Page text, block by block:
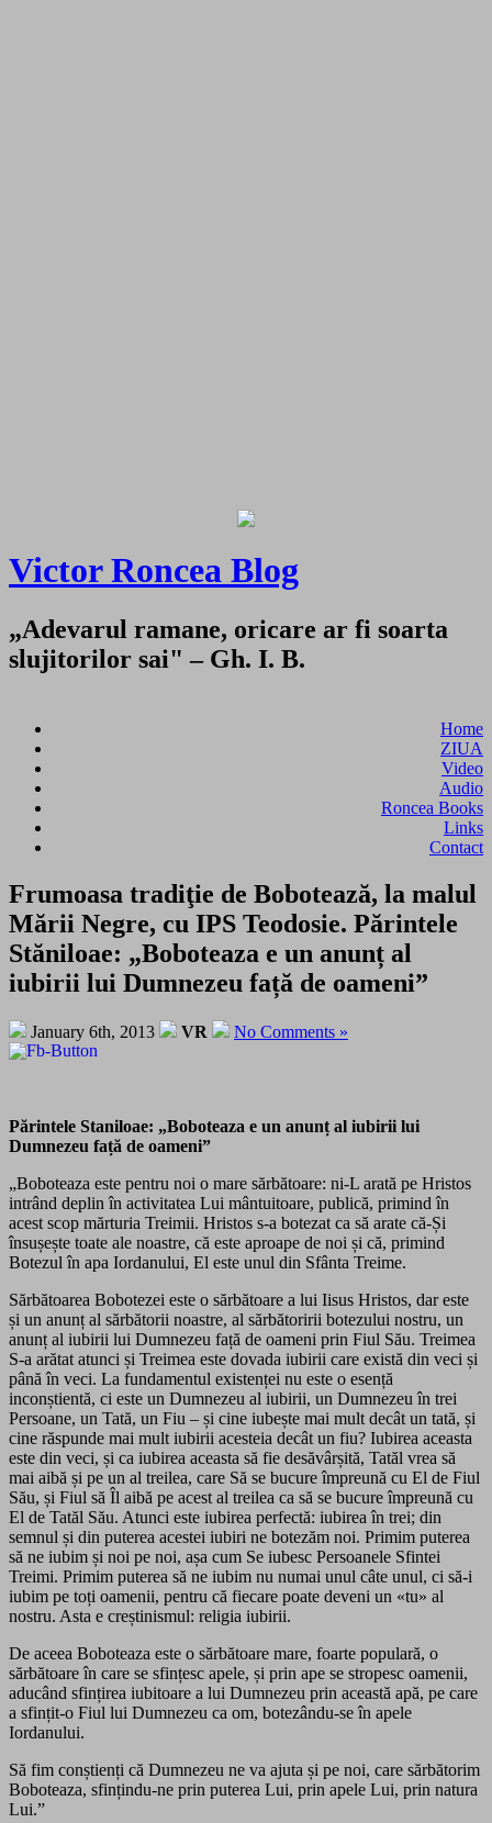
Victor Roncea Blog
„Adevarul ramane, oricare ar fi soarta
slujitorilor sai" – Gh. I. B.
Home
ZIUA
Video
Audio
Roncea Books
Links
Contact
Frumoasa tradiţie de Bobotează, la malul
Mării Negre, cu IPS Teodosie. Părintele
Stăniloae: „Boboteaza e un anunț al
iubirii lui Dumnezeu față de oameni”
January 6th, 2013 VR No Comments »
Părintele Staniloae: „Boboteaza e un anunț al iubirii lui
Dumnezeu față de oameni”
„Boboteaza este pentru noi o mare sărbătoare: ni-L arată pe Hristos
intrând deplin în activitatea Lui mântuitoare, publică, primind în
acest scop mărturia Treimii. Hristos s-a botezat ca să arate că-Și
însușește toate ale noastre, că este aproape de noi și că, primind
Botezul în apa Iordanului, El este unul din Sfânta Treime.
Sărbătoarea Bobotezei este o sărbătoare a lui Iisus Hristos, dar este
și un anunț al sărbătorii noastre, al sărbătoririi botezului nostru, un
anunț al iubirii lui Dumnezeu față de oameni prin Fiul Său. Treimea
S-a arătat atunci și Treimea este dovada iubirii care există din veci și
până în veci. La fundamentul existenței nu este o esență
inconștientă, ci este un Dumnezeu al iubirii, un Dumnezeu în trei
Persoane, un Tată, un Fiu – și cine iubește mai mult decât un tată, și
cine răspunde mai mult iubirii acesteia decât un fiu? Iubirea aceasta
este din veci, și ca iubirea aceasta să fie desăvârșită, Tatăl vrea să
mai aibă și pe un al treilea, care Să se bucure împreună cu El de Fiul
Său, și Fiul să Îl aibă pe acest al treilea ca să se bucure împreună cu
El de Tatăl Său. Atunci este iubirea perfectă: iubirea în trei; din
semnul și din puterea acestei iubiri ne botezăm noi. Primim puterea
să ne iubim și noi pe noi, așa cum Se iubesc Persoanele Sfintei
Treimi. Primim puterea să ne iubim nu numai unul câte unul, ci să-i
iubim pe toți oamenii, pentru că fiecare poate deveni un «tu» al
nostru. Asta e creștinismul: religia iubirii.
De aceea Boboteaza este o sărbătoare mare, foarte populară, o
sărbătoare în care se sfințesc apele, și prin ape se stropesc oamenii,
aducând sfințirea iubitoare a lui Dumnezeu prin această apă, pe care
a sfințit-o Fiul lui Dumnezeu ca om, botezându-se în apele
Iordanului.
Să fim conștienți că Dumnezeu ne va ajuta și pe noi, care sărbătorim
Boboteaza, sfințindu-ne prin puterea Lui, prin apele Lui, prin natura
Lui.”